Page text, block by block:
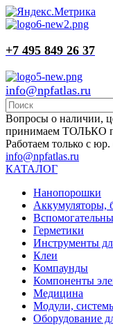
+7 495 849 26 37
info@npfatlas.ru
Вопросы о наличии,
принимаем ТОЛЬКО
Работаем только с
info@npfatlas.ru
КАТАЛОГ
Нанопорошки
Аккумуляторы,
Герметики
Инструменты
Клеи
Компаунды
Компоненты
Медицина
Модули,
Оборудование